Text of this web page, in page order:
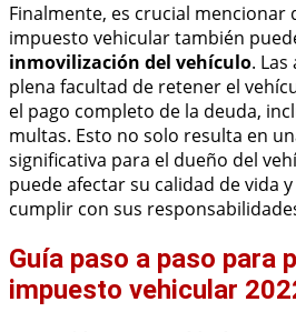
Finalmente, es crucial mencionar
impuesto vehicular también
inmovilización del vehículo.
plena facultad de retener el
el pago completo de la deuda,
multas. Esto no solo resulta en
significativa para el dueño del
puede afectar su calidad de vida
cumplir con sus
Guía paso a paso para
impuesto vehicular